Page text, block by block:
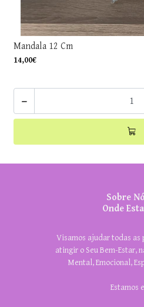
Mandala 12 Cm
14,00€
-
Sobre
Onde
Visamos ajudar todas as
atingir o Seu Bem-Estar,
Mental, Emocional,
Estamos